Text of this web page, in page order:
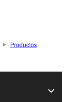
Productos